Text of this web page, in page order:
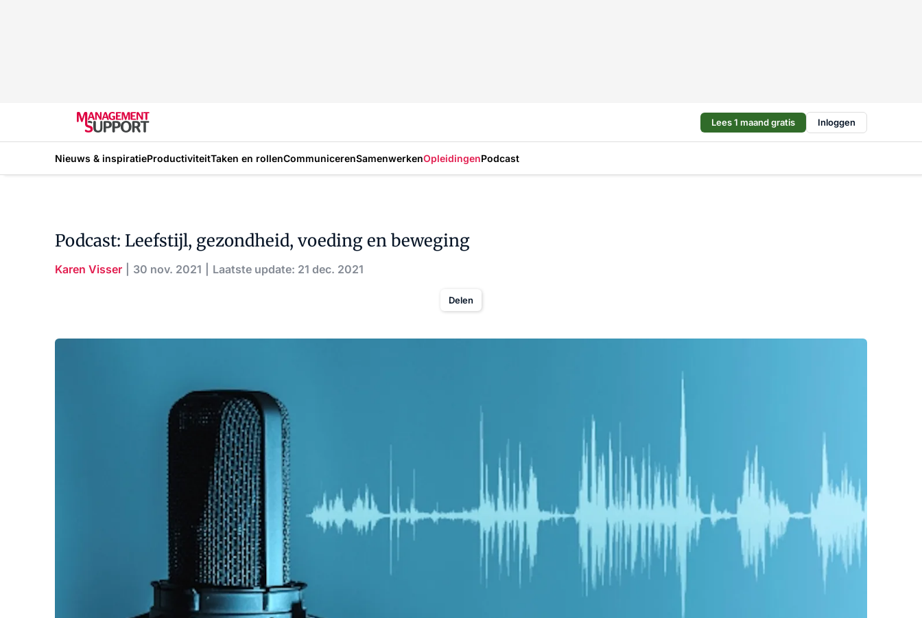
Lees 1 maand gratis Inloggen
Nieuws & inspiratieProductiviteitTaken en rollenCommunicerenSamenwerkenOpleidingenPodcast
Podcast: Leefstijl, gezondheid, voeding en beweging
Karen Visser 30 nov. 2021 Laatste update: 21 dec. 2021
Delen